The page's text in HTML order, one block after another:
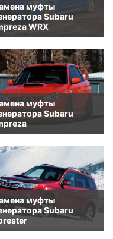
муфты
Subaru
WRX
муфты
Subaru
муфты
Subaru